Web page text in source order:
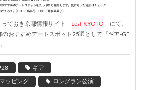
ておき京都情報サイト 「Leaf KYOTO」 にて、
のおすすめデートスポット25選として『ギア-GE
ギア
ッピング ロングラン公演